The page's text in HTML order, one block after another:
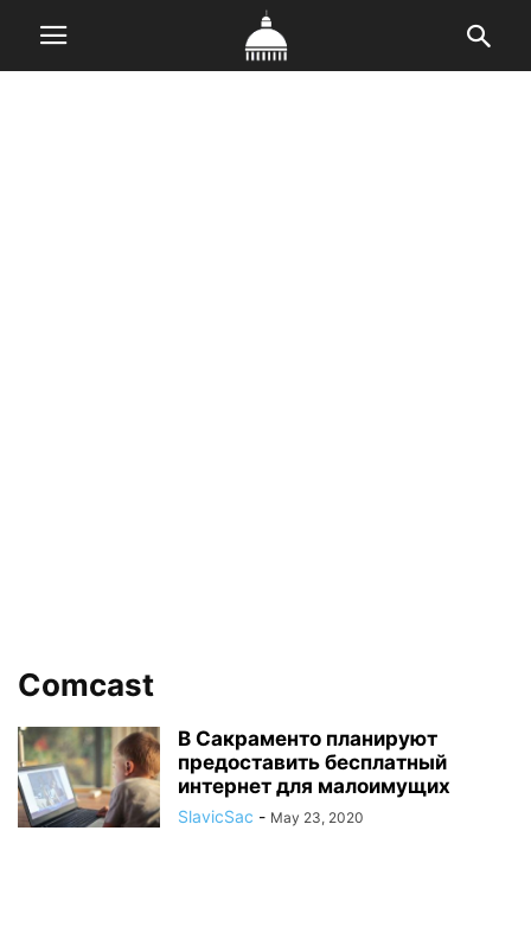
Comcast
В Сакраменто планируют
предоставить бесплатный
интернет для малоимущих
SlavicSac - May 23, 2020